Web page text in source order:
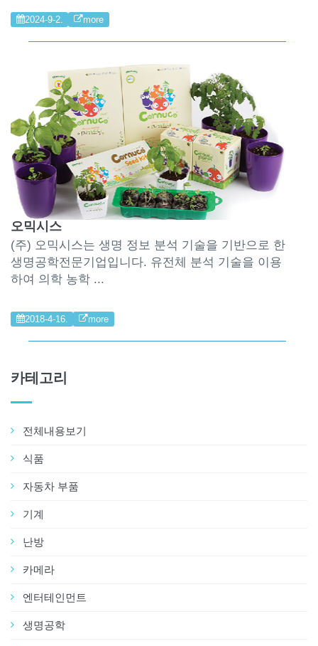
2024-9-2. more
오믹시스
(주) 오믹시스는 생명 정보 분석 기술을 기반으로 한
생명공학전문기업입니다. 유전체 분석 기술을 이용
하여 의학 농학 ...
2018-4-16. more
카테고리
전체내용보기
식품
자동차 부품
기계
난방
카메라
엔터테인먼트
생명공학